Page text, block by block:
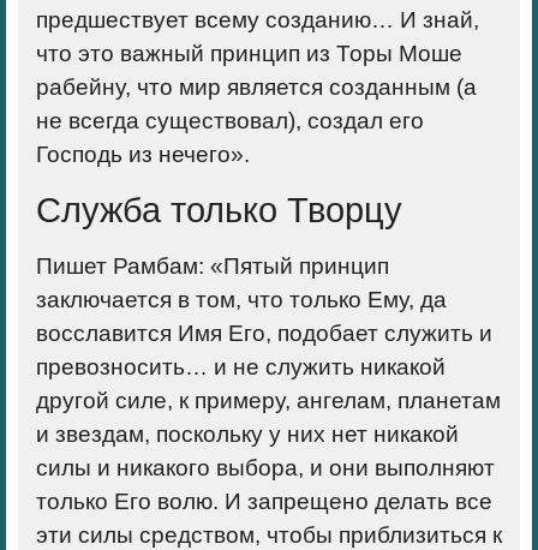
предшествует всему созданию… И знай,
что это важный принцип из Торы Моше
рабейну, что мир является созданным (а
не всегда существовал), создал его
Господь из нечего».
Служба только Творцу
Пишет Рамбам: «Пятый принцип
заключается в том, что только Ему, да
восславится Имя Его, подобает служить и
превозносить… и не служить никакой
другой силе, к примеру, ангелам, планетам
и звездам, поскольку у них нет никакой
силы и никакого выбора, и они выполняют
только Его волю. И запрещено делать все
эти силы средством, чтобы приблизиться к